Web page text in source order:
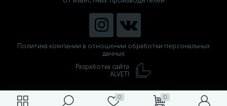
0 0
Политика компании в отношении обработки персональных
данных
Разработка сайта
ALVETI